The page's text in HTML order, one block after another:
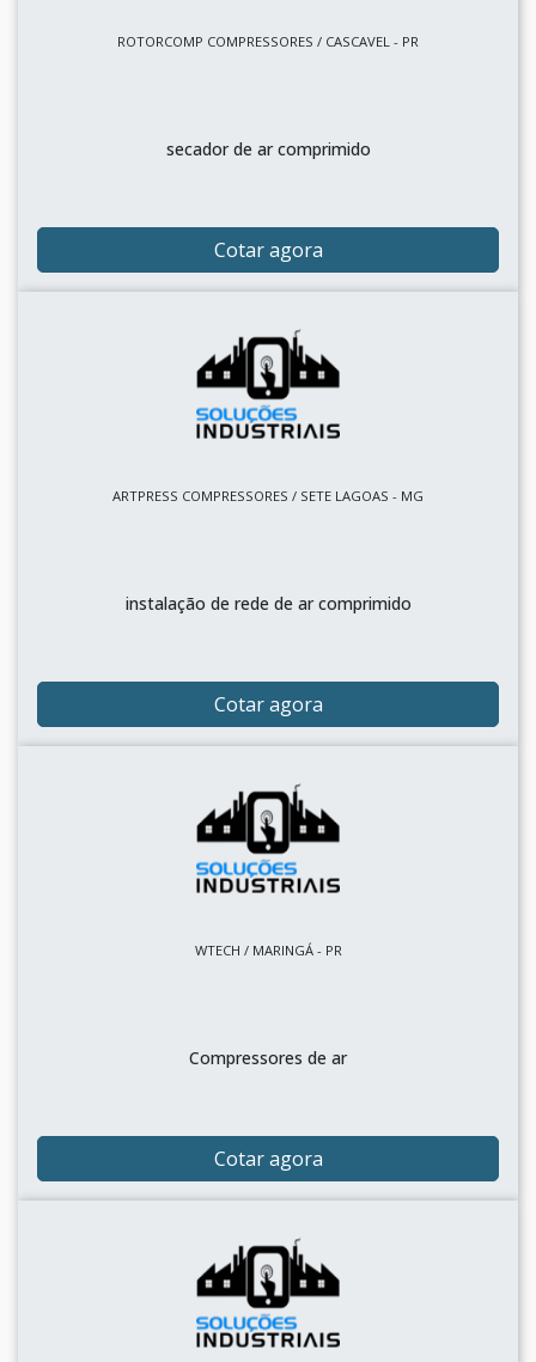
ROTORCOMP COMPRESSORES / CASCAVEL - PR
secador de ar comprimido
Cotar agora
ARTPRESS COMPRESSORES / SETE LAGOAS - MG
instalação de rede de ar comprimido
Cotar agora
WTECH / MARINGÁ - PR
Compressores de ar
Cotar agora